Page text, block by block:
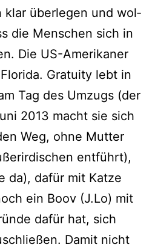
klar über­le­gen und wol­
die Menschen sich in
Die US-Amerikaner
Gratuity lebt in
Tag des Umzugs (der
2013 macht sie sich
Weg, ohne Mutter
ent­führt),
da), dafür mit Katze
ein Boov (J.Lo) mit
dafür hat, sich
Damit nicht